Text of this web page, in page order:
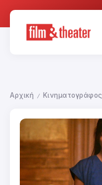
Αρχική / Κινηματογράφος